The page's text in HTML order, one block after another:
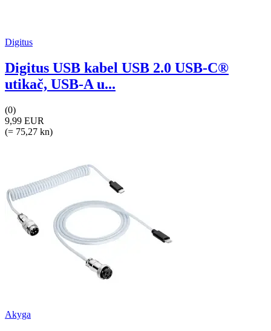
Digitus
Digitus USB kabel USB 2.0 USB-C®
utikač, USB-A u...
(0)
9,99 EUR
(= 75,27 kn)
Akyga